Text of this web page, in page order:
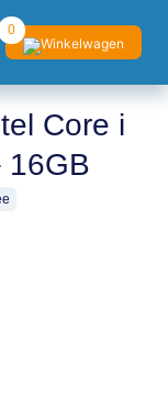
0
Core i
16GB